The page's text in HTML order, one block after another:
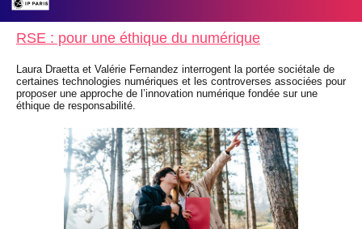
RSE : pour une éthique du numérique
Laura Draetta et Valérie Fernandez interrogent la portée sociétale de
certaines technologies numériques et les controverses associées pour
proposer une approche de l’innovation numérique fondée sur une
éthique de responsabilité.